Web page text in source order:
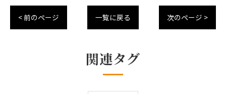
< 前のページ 一覧に戻る 次のページ >
関連タグ